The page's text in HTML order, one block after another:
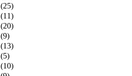
(25)
(11)
(20)
(9)
(13)
(5)
(10)